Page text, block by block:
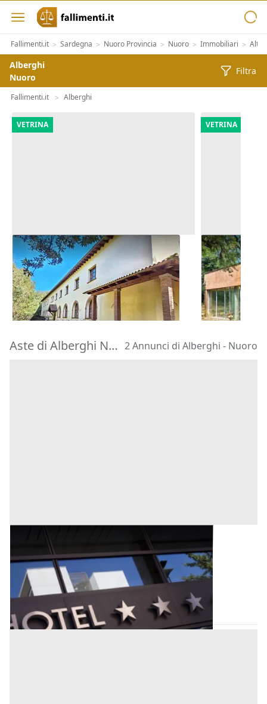
Fallimenti.it > Sardegna > Nuoro Provincia > Nuoro > Immobiliari >
Alberghi
Nuoro
Filtra
Fallimenti.it > Alberghi
VETRINA
Asta Albergo da riqualificare
Ilbono (Ogliastra)
572.134 €
15/10/2026
VETRINA
Asta
piscina e
Abbasanta
219.552 €
28/10/2026
Aste di Alberghi Nuoro 2 Annunci di Alberghi - Nuoro
Alberghi all'asta a Nuoro
Nuoro (Nuoro)
Offerta minima
573.750 € 765.000 €
Codice asta:
Asta chiusa